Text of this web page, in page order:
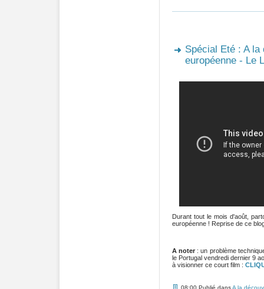
Spécial Eté : A la
européenne - Le
Durant tout le mois d'août,
européenne ! Reprise de ce
A noter: un problème
le Portugal vendredi dernier 9
à visionner ce court film :
08:00 Publié dansA la